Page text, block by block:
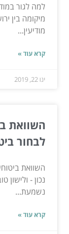
למה לגור
מודיעין...
קרא עוד »
ינו 22, 2019
השוואת
לבחור
השוואת
נכון -
נשמעת...
קרא עוד »